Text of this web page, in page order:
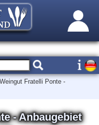
Weingut Fratelli Ponte -
- Anbaugebiet